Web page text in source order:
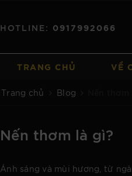
HOTLINE: 0917992066
TRANG CHỦ VỀ
Trang chủ Blog
Nến thơm là gì?
Ánh sáng và mùi hương, từ